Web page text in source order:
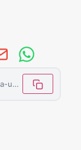
https://letemoinhaiti.com/haiti-en-proie-a-une-crise-des-droits-humains-appel-urgent-a-laction-internationale/